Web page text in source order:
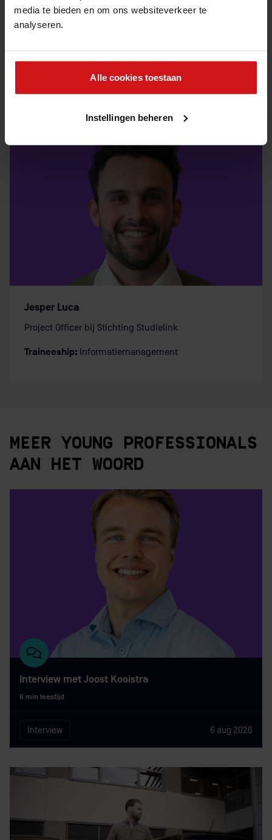
media te bieden en om ons websiteverkeer te
analyseren.
Alle cookies toestaan
Instellingen beheren
mijn enthousiasme kwijt. Ik ben heel nieuwsgierig en mijn
drive is dat ik mijzelf wil blijven ontwikkelen door te ervaren.”
Jesper Luca
Project Officer bij Stichting Studielink
Traineeship: Informatiemanagement
MEER YOUNG PROFESSIONALS
AAN HET WOORD
Interview met Joost Kooistra
6 min leestijd
Interview 6 aug 2026